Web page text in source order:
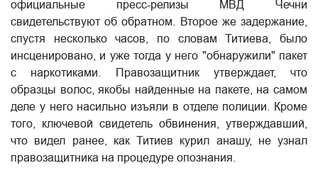
официальные пресс-релизы МВД Чечни
свидетельствуют об обратном. Второе же задержание,
спустя несколько часов, по словам Титиева, было
инсценировано, и уже тогда у него "обнаружили" пакет
с наркотиками. Правозащитник утверждает, что
образцы волос, якобы найденные на пакете, на самом
деле у него насильно изъяли в отделе полиции. Кроме
того, ключевой свидетель обвинения, утверждавший,
что видел ранее, как Титиев курил анашу, не узнал
правозащитника на процедуре опознания.